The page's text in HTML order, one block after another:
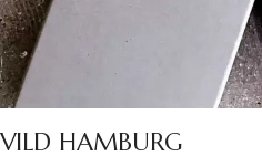
VILD HAMBURG